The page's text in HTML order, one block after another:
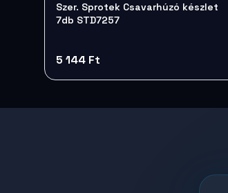
Szer. Sprotek Csavarhúzó készlet
7db STD7257
5 144 Ft